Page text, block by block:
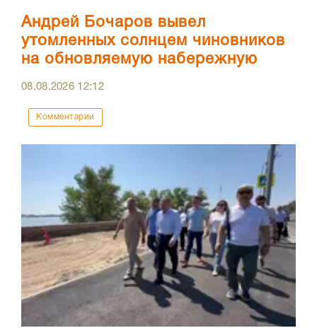
Андрей Бочаров вывел
утомленных солнцем чиновников
на обновляемую набережную
08.08.2026 12:12
Комментарии